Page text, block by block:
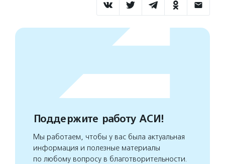
Поддержите работу АСИ!
Мы работаем, чтобы у вас была актуальная
информация и полезные материалы
по любому вопросу в благотворительности.